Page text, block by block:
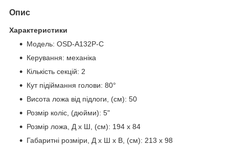
Опис
Характеристики
Модель: OSD-A132P-C
Керування: механіка
Кількість секцій: 2
Кут підіймання голови: 80°
Висота ложа від підлоги, (см): 50
Розмір коліс, (дюйми): 5"
Розмір ложа, Д х Ш, (см): 194 х 84
Габаритні розміри, Д х Ш х В, (см): 213 х 98